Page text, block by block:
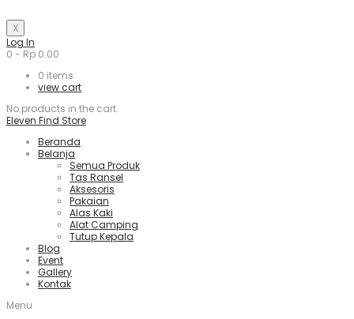
X
Log In
0 - Rp 0.00
0 items
view cart
No products in the cart.
Eleven Find Store
Beranda
Belanja
Semua Produk
Tas Ransel
Aksesoris
Pakaian
Alas Kaki
Alat Camping
Tutup Kepala
Blog
Event
Gallery
Kontak
Menu